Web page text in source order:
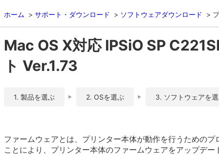
ホーム サポート・ダウンロード ソフトウェアダウンロード
Mac OS X対応 IPSiO SP
ト Ver.1.73
1. 製品を選ぶ 2. OSを選ぶ 3. ソフトウェアを
ファームウェアとは、プリンター本体が動作を行うための
ことにより、プリンター本体のファームウェアをアップデ